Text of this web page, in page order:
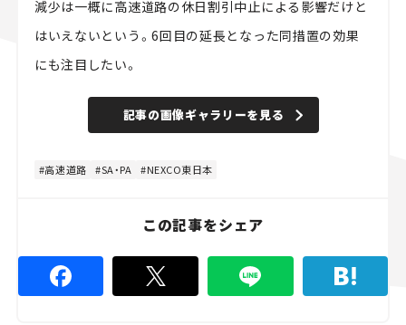
減少は一概に高速道路の休日割引中止による影響だけと
はいえないという。6回目の延長となった同措置の効果
にも注目したい。
記事の画像ギャラリーを見る
高速道路 SA・PA NEXCO東日本
この記事をシェア